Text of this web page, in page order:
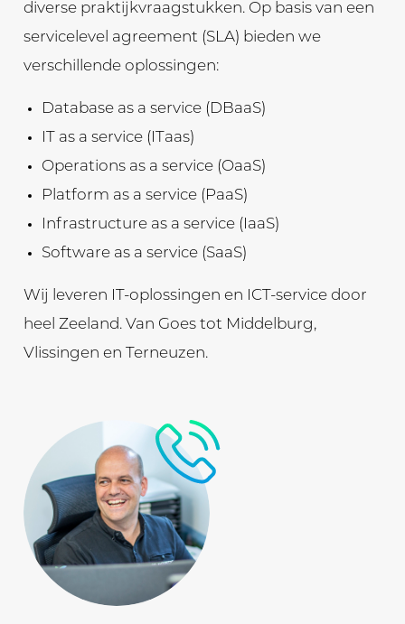
diverse praktijkvraagstukken. Op basis van een
servicelevel agreement (SLA) bieden we
verschillende oplossingen:
Database as a service (DBaaS)
IT as a service (ITaas)
Operations as a service (OaaS)
Platform as a service (PaaS)
Infrastructure as a service (IaaS)
Software as a service (SaaS)
Wij leveren IT-oplossingen en ICT-service door
heel Zeeland. Van Goes tot Middelburg,
Vlissingen en Terneuzen.